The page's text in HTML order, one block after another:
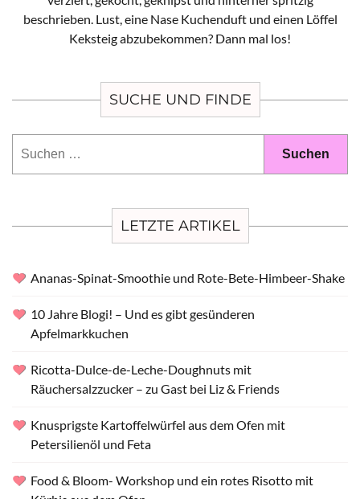
beschrieben. Lust, eine Nase Kuchenduft und einen Löffel
Keksteig abzubekommen? Dann mal los!
SUCHE UND FINDE
LETZTE ARTIKEL
Ananas-Spinat-Smoothie und Rote-Bete-Himbeer-Shake
10 Jahre Blogi! – Und es gibt gesünderen
Apfelmarkkuchen
Ricotta-Dulce-de-Leche-Doughnuts mit
Räuchersalzzucker – zu Gast bei Liz & Friends
Knusprigste Kartoffelwürfel aus dem Ofen mit
Petersilienöl und Feta
Food & Bloom- Workshop und ein rotes Risotto mit